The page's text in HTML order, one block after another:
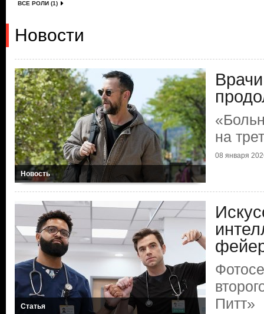
ВСЕ РОЛИ (1)
Новости
Новость
на
08 января
Статья
Питт»